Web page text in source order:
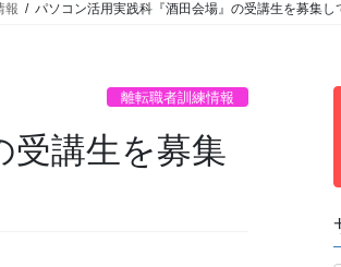
報 パソコン活用実践科『酒田会場』の受講生を募集し
離転職者訓練情報
受講生を募集